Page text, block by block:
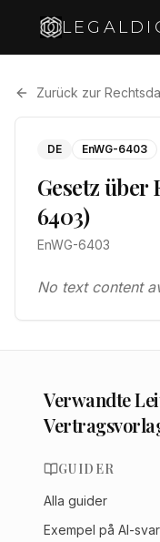
Zurück zur
DE EnWG-6403
Gesetz
6403)
EnWG-6403
No text content
Verwandte
GUIDER
Alla guider
Exempel på AI-svar